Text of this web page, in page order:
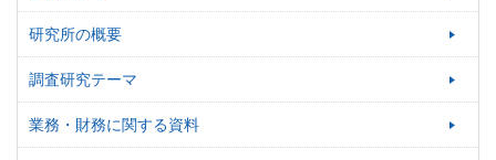
研究所の概要
調査研究テーマ
業務・財務に関する資料